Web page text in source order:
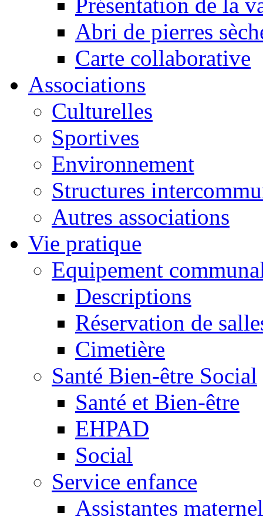
Abri de pierres
Carte collaborative
Associations
Culturelles
Sportives
Environnement
Structures
Autres associations
Vie pratique
Equipement
Descriptions
Réservation de
Cimetière
Santé Bien-être Social
Santé et Bien-être
EHPAD
Social
Service enfance
Assistantes